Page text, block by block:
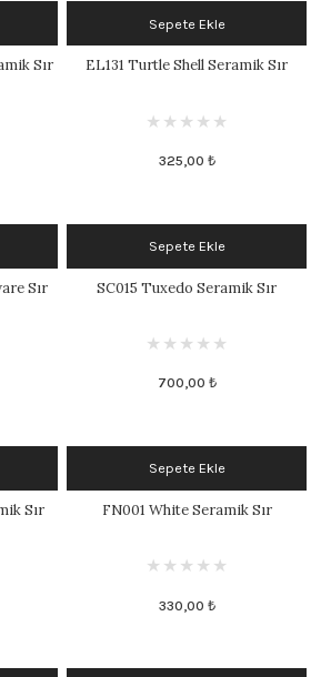
Stoneware Flux
Sır
Sepete Ekle
EL131 Turtle Shell Seramik Sır
325,00 ₺
Sır
Sepete Ekle
SC015 Tuxedo Seramik Sır
700,00 ₺
Sır
Sepete Ekle
FN001 White Seramik Sır
330,00 ₺